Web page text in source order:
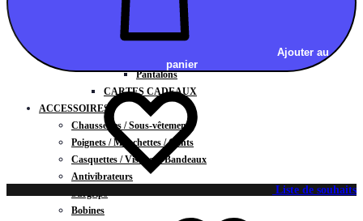
BAS
Shorts
Pantalons
CARTES CADEAUX
ACCESSOIRES
Chaussettes / Sous-vêtements
Poignets / Manchettes / Gants
Casquettes / Visières / Bandeaux
Antivibrateurs
Surgrips
Bobines
Ajouter au
panier
Liste de souhaits